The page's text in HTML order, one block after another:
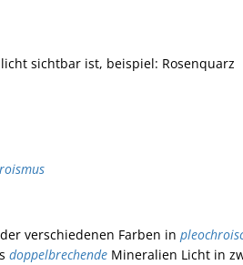
sichtbar ist, beispiel: Rosenquarz
verschiedenen Farben in
doppelbrechende Mineralien Licht in